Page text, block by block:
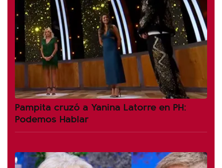
Pampita cruzó a Yanina Latorre en PH:
Podemos Hablar